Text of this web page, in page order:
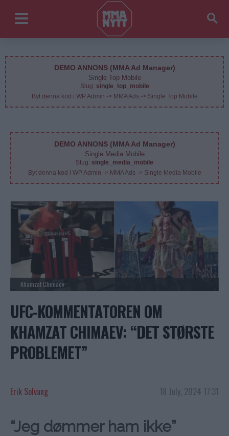
DEMO ANNONS (MMA Ad Manager)
Single Top Mobile
Slug: single_top_mobile
Byt denna kod i WP Admin -> MMA Ads -> Single Top Mobile
DEMO ANNONS (MMA Ad Manager)
Single Media Mobile
Slug: single_media_mobile
Byt denna kod i WP Admin -> MMA Ads -> Single Media Mobile
Khamzat Chimaev
UFC-KOMMENTATOREN OM
KHAMZAT CHIMAEV: “DET STØRSTE
PROBLEMET”
18 July, 2024 17:31
Erik Solvang
“Jeg dømmer ham ikke”